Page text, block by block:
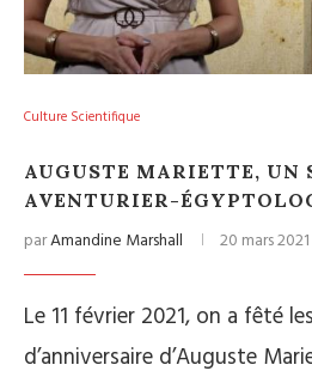
Culture Scientifique
AUGUSTE MARIETTE, UN
AVENTURIER-
parAmandine Marshall 20 mars 2021
Le 11 février 2021, on a fêté
d’anniversaire d’Auguste